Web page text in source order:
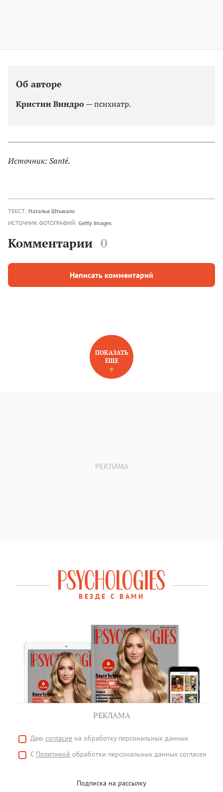
Об авторе
Кристин Виндро — психиатр.
Источник: Santé.
ТЕКСТ: Наталья Штыкало
ИСТОЧНИК ФОТОГРАФИЙ: Getty Images
Комментарии 0
Написать комментарий
НОВОЕ НА САЙТЕ
ПОКАЗАТЬ
ЕЩЕ
ВЕЗДЕ С ВАМИ
РЕКЛАМА
Даю согласие на обработку персональных данных
С Политикой обработки персональных данных согласен
Подписка на рассылку